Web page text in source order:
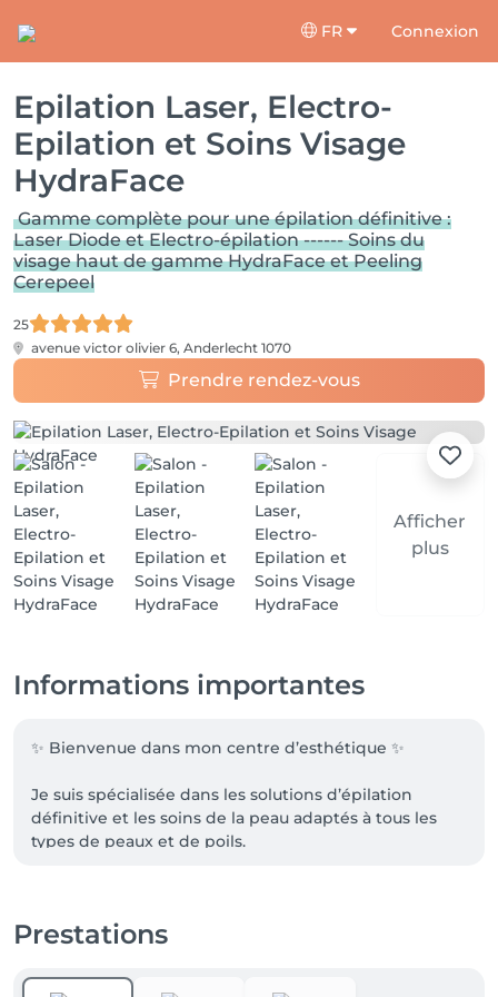
FR Connexion
Epilation Laser, Electro-
Epilation et Soins Visage
HydraFace
Gamme complète pour une épilation définitive :
Laser Diode et Electro-épilation ------ Soins du
visage haut de gamme HydraFace et Peeling
Cerepeel
25
avenue victor olivier 6, Anderlecht 1070
Prendre rendez-vous
Afficher
plus
Informations importantes
✨ Bienvenue dans mon centre d’esthétique ✨
Je suis spécialisée dans les solutions d’épilation
définitive et les soins de la peau adaptés à tous les
types de peaux et de poils.
🧡 Mes prestations :
• Épilation définitive au laser – Technologie de
Prestations